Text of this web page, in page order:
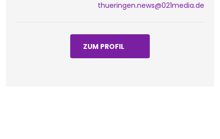
thueringen.news@021media.de
ZUM PROFIL